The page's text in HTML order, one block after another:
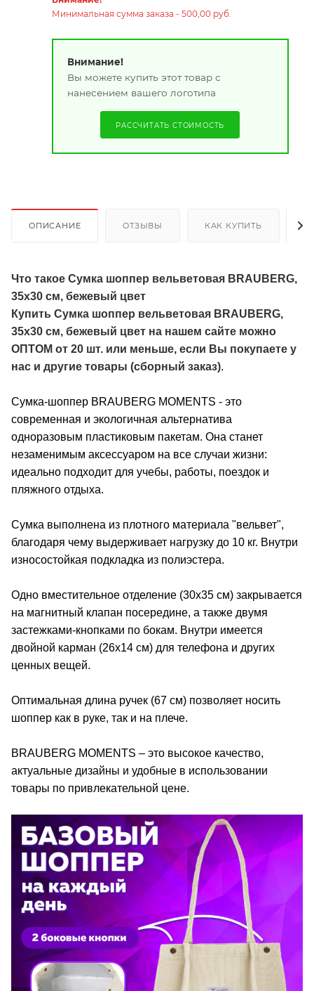
Минимальная сумма заказа - 500,00 руб.
Внимание!
Вы можете купить этот товар с
нанесением вашего логотипа
РАССЧИТАТЬ СТОИМОСТЬ
ОПИСАНИЕ ОТЗЫВЫ КАК КУПИТЬ
Что такое Сумка шоппер вельветовая BRAUBERG,
35х30 см, бежевый цвет
Купить Сумка шоппер вельветовая BRAUBERG,
35х30 см, бежевый цвет на нашем сайте можно
ОПТОМ от 20 шт. или меньше, если Вы покупаете у
нас и другие товары (сборный заказ).
Сумка-шоппер BRAUBERG MOMENTS - это
современная и экологичная альтернатива
одноразовым пластиковым пакетам. Она станет
незаменимым аксессуаром на все случаи жизни:
идеально подходит для учебы, работы, поездок и
пляжного отдыха.
Сумка выполнена из плотного материала "вельвет",
благодаря чему выдерживает нагрузку до 10 кг. Внутри
износостойкая подкладка из полиэстера.
Одно вместительное отделение (30х35 см) закрывается
на магнитный клапан посередине, а также двумя
застежками-кнопками по бокам. Внутри имеется
двойной карман (26х14 см) для телефона и других
ценных вещей.
Оптимальная длина ручек (67 см) позволяет носить
шоппер как в руке, так и на плече.
BRAUBERG MOMENTS – это высокое качество,
актуальные дизайны и удобные в использовании
товары по привлекательной цене.